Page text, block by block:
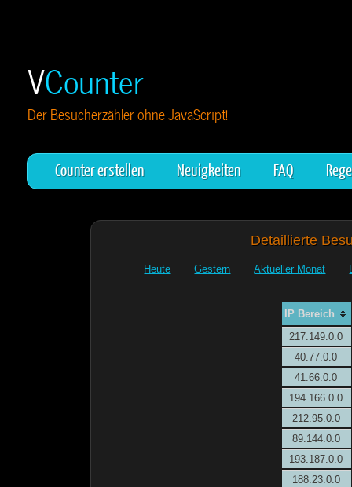
VCounter
Der Besucherzähler ohne JavaScript!
Counter erstellen Neuigkeiten FAQ
Detaillierte
Heute Gestern Aktueller Monat
IP Bereich
217.149.0.0
40.77.0.0
41.66.0.0
194.166.0.0
212.95.0.0
89.144.0.0
193.187.0.0
188.23.0.0